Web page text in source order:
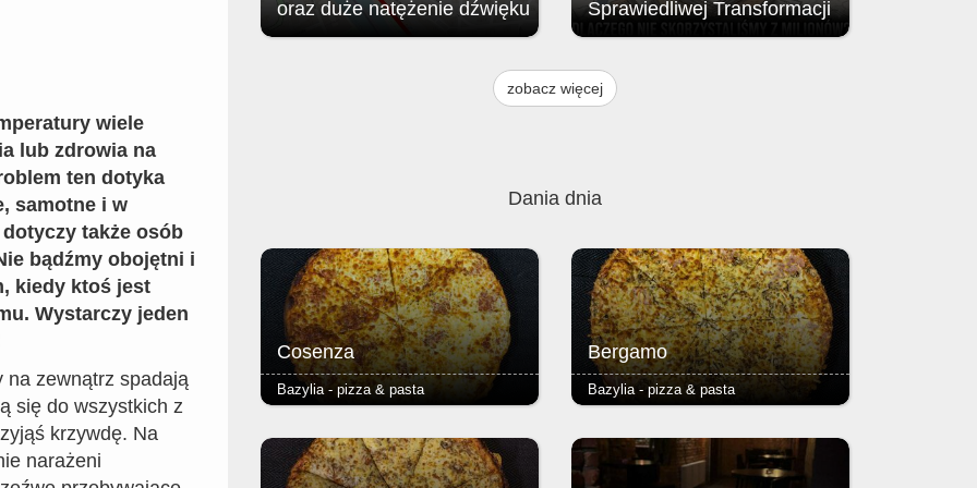
wiele
lub zdrowia na
ten dotyka
samotne i w
także osób
bądźmy obojętni i
kiedy ktoś jest
Wystarczy jeden
na zewnątrz spadają
się do wszystkich z
krzywdę. Na
narażeni
oraz duże natężenie dźwięku
magistrat: w związku z organizacją
Soundystem Street Festival 2026, w
Sprawiedliwej Transformacji
na rzecz Sprawiedliwej Transformacji
(FST / JTF – Just Transition Fund;
zobacz więcej
Dania dnia
Cosenza
jest Margherita (sos pomidorowy, ser i
oregano) - ciasto puszyste lub razowe,
grube lub cienkie - dodatkowy ser 2,50
Bazylia - pizza & pasta
Bergamo
pizzy jest Margherita (sos
pomidorowy, ser i oregano) - ciasto
puszyste lub razowe, grube lub cienkie
Bazylia - pizza & pasta